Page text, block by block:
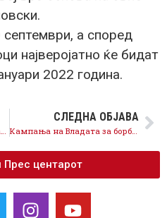
а според
најверојатно ќе бидат
2022 година.
Еврокомесарот Вархеји порача дека ЕУ не смее да не изневери, словенечкото европретседателство со силна поддршка за македонските евроинтеграции
СЛЕДНА ОБЈАВА
Кампања на Владата за борба против корупција – мора да застанеме на патот на сите кои го корумпираат општеството
Прес центарот